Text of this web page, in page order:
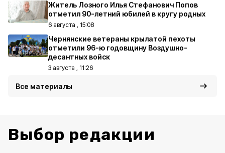
Житель Лозного Илья Стефанович Попов
отметил 90-летний юбилей в кругу родных
6 августа , 15:08
Чернянские ветераны крылатой пехоты
отметили 96-ю годовщину Воздушно-
десантных войск
3 августа , 11:26
Все материалы
Выбор редакции